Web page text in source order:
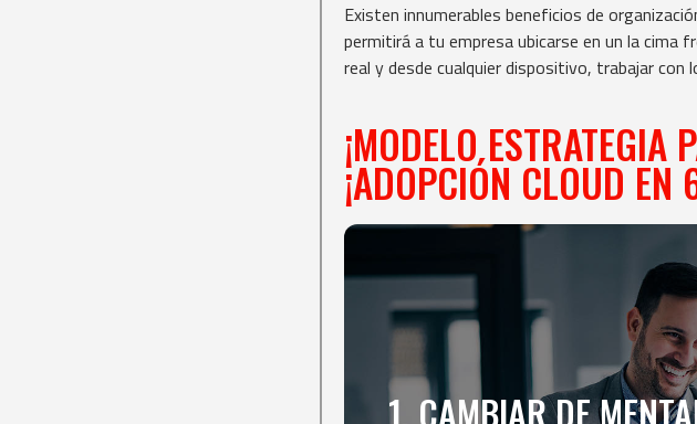
Existen innumerables beneficios de
permitirá a tu empresa ubicarse en un la cima
real y desde cualquier dispositivo, trabajar
¡MODELO
¡ADOPCIÓN CLOUD EN
1. CAMBIAR DE